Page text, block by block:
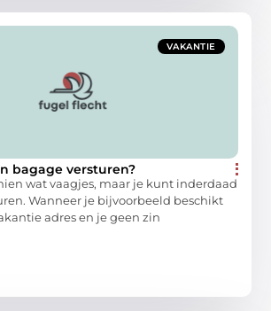
VAKANTIE
bagage versturen?
wat vaagjes, maar je kunt inderdaad
Wanneer je bijvoorbeeld beschikt
adres en je geen zin